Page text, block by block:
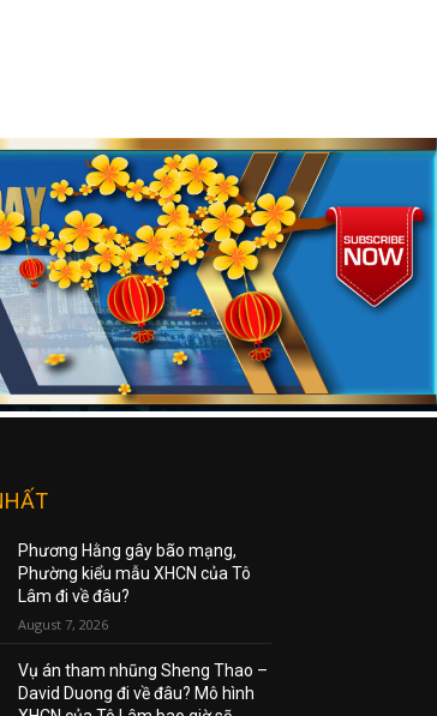
Phương Hằng gây bão mạng,
Phường kiểu mẫu XHCN của Tô
Lâm đi về đâu?
August 7, 2026
Vụ án tham nhũng Sheng Thao –
David Duong đi về đâu? Mô hình